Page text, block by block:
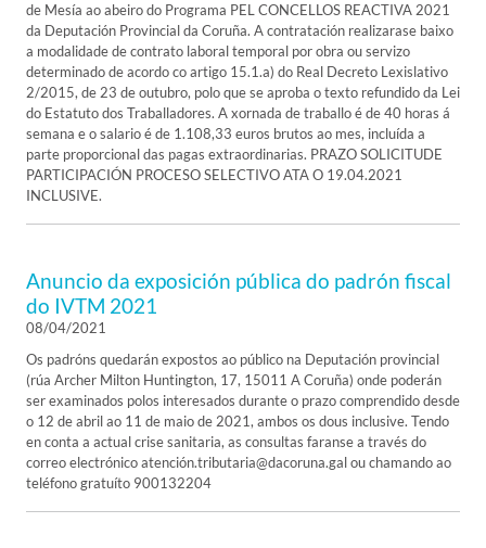
de Mesía ao abeiro do Programa PEL CONCELLOS REACTIVA 2021
da Deputación Provincial da Coruña. A contratación realizarase baixo
a modalidade de contrato laboral temporal por obra ou servizo
determinado de acordo co artigo 15.1.a) do Real Decreto Lexislativo
2/2015, de 23 de outubro, polo que se aproba o texto refundido da Lei
do Estatuto dos Traballadores. A xornada de traballo é de 40 horas á
semana e o salario é de 1.108,33 euros brutos ao mes, incluída a
parte proporcional das pagas extraordinarias. PRAZO SOLICITUDE
PARTICIPACIÓN PROCESO SELECTIVO ATA O 19.04.2021
INCLUSIVE.
Anuncio da exposición pública do padrón fiscal
do IVTM 2021
08/04/2021
Os padróns quedarán expostos ao público na Deputación provincial
(rúa Archer Milton Huntington, 17, 15011 A Coruña) onde poderán
ser examinados polos interesados durante o prazo comprendido desde
o 12 de abril ao 11 de maio de 2021, ambos os dous inclusive. Tendo
en conta a actual crise sanitaria, as consultas faranse a través do
correo electrónico atención.tributaria@dacoruna.gal ou chamando ao
teléfono gratuíto 900132204